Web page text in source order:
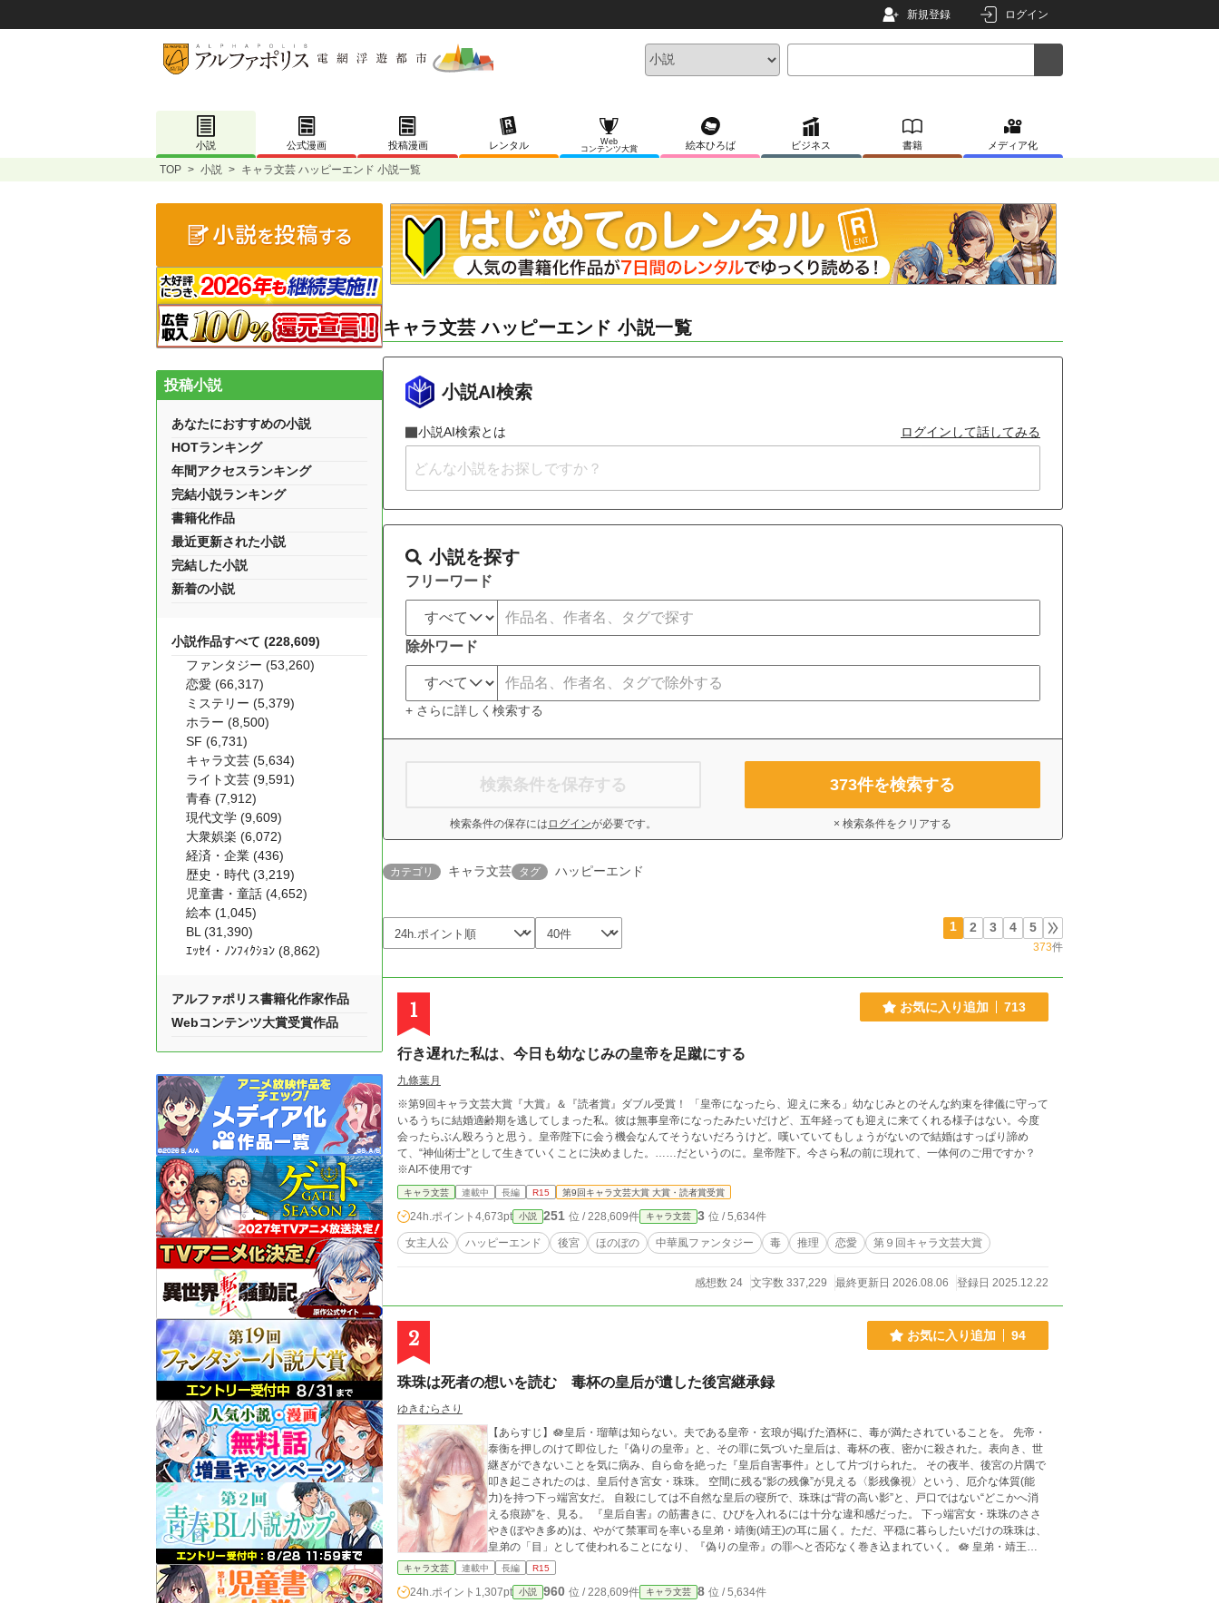
新規登録 ログイン
小説 公式漫画 投稿漫画 レンタル
Web
コンテンツ大賞
絵本ひろば ビジネス 書籍 メディア化
TOP > 小説 > キャラ文芸 ハッピーエンド 小説一覧
キャラ文芸 ハッピーエンド 小説一覧
小説AI検索
小説AI検索とは ログインして話してみる
小説を探す
フリーワード
除外ワード
+ さらに詳しく検索する
検索条件を保存する
検索条件の保存には ログインが必要です。
373件を検索する
× 検索条件をクリアする
カテゴリ キャラ文芸 タグ ハッピーエンド
1 2 3 4 5
373件
1 お気に入り追加 713
行き遅れた私は、今日も幼なじみの皇帝を足蹴にする
九條葉月
※第9回キャラ文芸大賞『大賞』＆『読者賞』ダブル受賞！ 「皇帝になったら、迎えに来る」幼なじみとのそんな約束を律儀に守って
いるうちに結婚適齢期を逃してしまった私。彼は無事皇帝になったみたいだけど、五年経っても迎えに来てくれる様子はない。今度
会ったらぶん殴ろうと思う。皇帝陛下に会う機会なんてそうないだろうけど。嘆いていてもしょうがないので結婚はすっぱり諦め
て、“神仙術士”として生きていくことに決めました。……だというのに。皇帝陛下。今さら私の前に現れて、一体何のご用ですか？
※AI不使用です
キャラ文芸 連載中 長編 R15 第9回キャラ文芸大賞 大賞・読者賞受賞
24h.ポイント 4,673pt 小説 251 位 / 228,609件 キャラ文芸 3 位 / 5,634件
女主人公 ハッピーエンド 後宮 ほのぼの 中華風ファンタジー 毒 推理 恋愛 第９回キャラ文芸大賞
感想数 24 文字数 337,229 最終更新日 2026.08.06 登録日 2025.12.22
2 お気に入り追加 94
珠珠は死者の想いを読む 毒杯の皇后が遺した後宮継承録
ゆきむらさり
【あらすじ】🪷皇后・瑠華は知らない。夫である皇帝・玄琅が掲げた酒杯に、毒が満たされていることを。 先帝・
泰衡を押しのけて即位した『偽りの皇帝』と、その罪に気づいた皇后は、毒杯の夜、密かに殺された。表向き、世
継ぎができないことを気に病み、自ら命を絶った『皇后自害事件』として片づけられた。 その夜半、後宮の片隅で
叩き起こされたのは、皇后付き宮女・珠珠。 空間に残る“影の残像”が見える〈影残像視〉という、厄介な体質(能
力)を持つ下っ端宮女だ。 自殺にしては不自然な皇后の寝所で、珠珠は“背の高い影”と、戸口ではない“どこかへ消
える痕跡”を、見る。 『皇后自害』の筋書きに、ひびを入れるには十分な違和感だった。 下っ端宮女・珠珠のささ
やき(ぼやき多め)は、やがて禁軍司を率いる皇弟・靖衡(靖王)の耳に届く。ただ、平穏に暮らしたいだけの珠珠は、
皇弟の「目」として使われることになり、『偽りの皇帝』の罪へと否応なく巻き込まれていく。 🪷 皇弟・靖王
の“目”を任された下っ端女官・珠珠が、「下働きの目」とぼやきと軽口で、『皇后自害事件』の裏にある後宮の闇
す。 ✴️中華風ではありますが、あくまでも“風”なので名前は日本語の読みのままでいかせて頂きます。 ✴️想像によ
キャラ文芸 連載中 長編 R15
24h.ポイント 1,307pt 小説 960 位 / 228,609件 キャラ文芸 8 位 / 5,634件
投稿小説
あなたにおすすめの小説
HOTランキング
年間アクセスランキング
完結小説ランキング
書籍化作品
最近更新された小説
完結した小説
新着の小説
小説作品すべて (228,609)
ファンタジー (53,260)
恋愛 (66,317)
ミステリー (5,379)
ホラー (8,500)
SF (6,731)
キャラ文芸 (5,634)
ライト文芸 (9,591)
青春 (7,912)
現代文学 (9,609)
大衆娯楽 (6,072)
経済・企業 (436)
歴史・時代 (3,219)
児童書・童話 (4,652)
絵本 (1,045)
BL (31,390)
ｴｯｾｲ・ﾉﾝﾌｨｸｼｮﾝ (8,862)
アルファポリス書籍化作家作品
Webコンテンツ大賞受賞作品